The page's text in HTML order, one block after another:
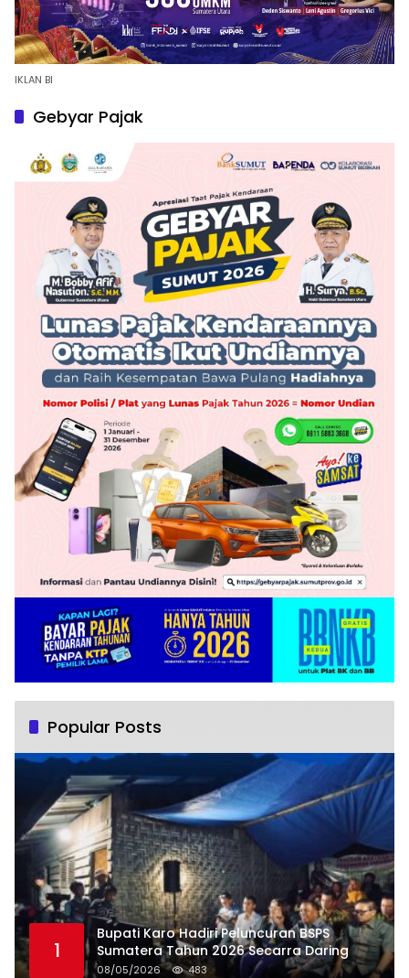
IKLAN BI
Gebyar Pajak
Popular Posts
1
Bupati Karo Hadiri Peluncuran BSPS
Sumatera Tahun 2026 Secarra Daring
08/05/2026 483